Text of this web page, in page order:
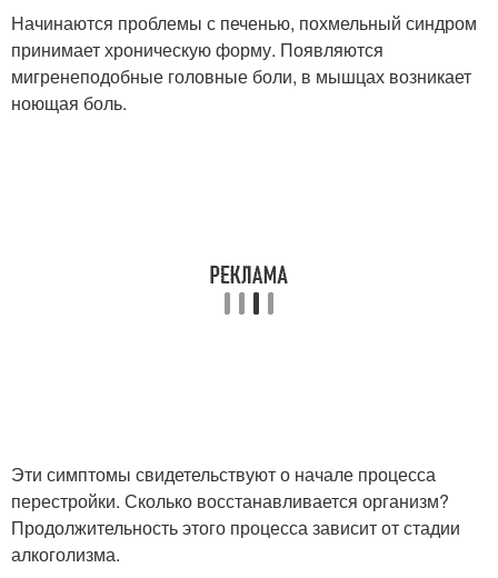
Начинаются проблемы с печенью, похмельный синдром
принимает хроническую форму. Появляются
мигренеподобные головные боли, в мышцах возникает
ноющая боль.
Эти симптомы свидетельствуют о начале процесса
перестройки. Сколько восстанавливается организм?
Продолжительность этого процесса зависит от стадии
алкоголизма.